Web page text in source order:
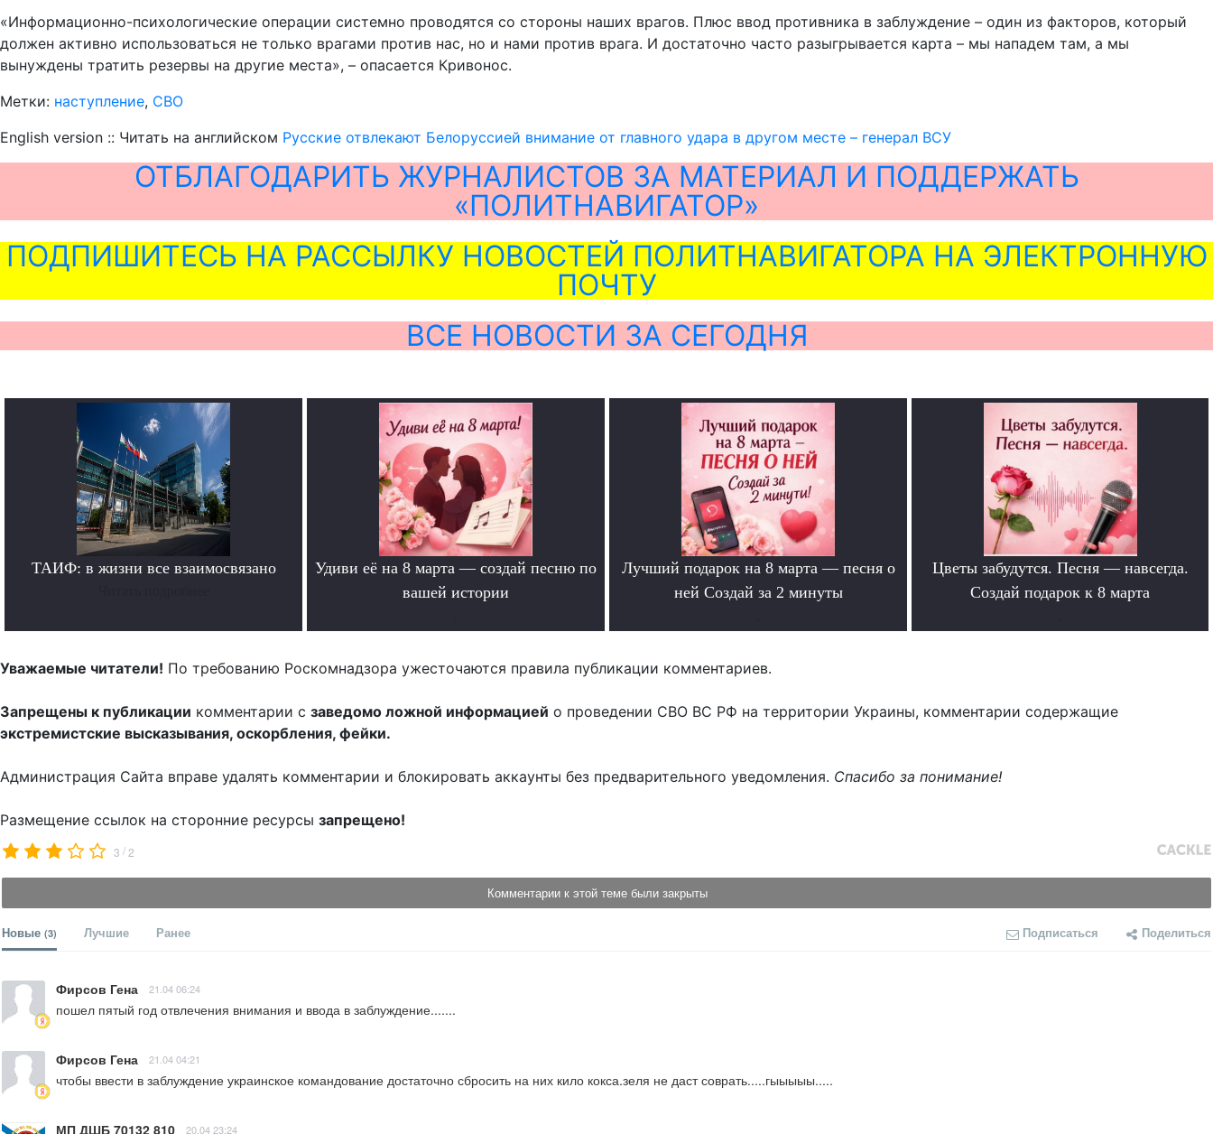
«Информационно-психологические операции системно проводятся со стороны наших врагов. Плюс ввод противника в заблуждение – один из факторов, который
должен активно использоваться не только врагами против нас, но и нами против врага. И достаточно часто разыгрывается карта – мы нападем там, а мы
вынуждены тратить резервы на другие места», – опасается Кривонос.
Метки: наступление, СВО
English version :: Читать на английском Русские отвлекают Белоруссией внимание от главного удара в другом месте – генерал ВСУ
ОТБЛАГОДАРИТЬ ЖУРНАЛИСТОВ ЗА МАТЕРИАЛ И ПОДДЕРЖАТЬ
«ПОЛИТНАВИГАТОР»
ПОДПИШИТЕСЬ НА РАССЫЛКУ НОВОСТЕЙ ПОЛИТНАВИГАТОРА НА ЭЛЕКТРОННУЮ
ПОЧТУ
ВСЕ НОВОСТИ ЗА СЕГОДНЯ
ТАИФ: в жизни все взаимосвязано
Удиви её на 8 марта — создай песню по
вашей истории
Лучший подарок на 8 марта — песня о
ней Создай за 2 минуты
Цветы забудутся. Песня — навсегда.
Создай подарок к 8 марта
Уважаемые читатели! По требованию Роскомнадзора ужесточаются правила публикации комментариев.
Запрещены к публикации комментарии с заведомо ложной информацией о проведении СВО ВС РФ на территории Украины, комментарии содержащие
экстремистские высказывания, оскорбления, фейки.
Администрация Сайта вправе удалять комментарии и блокировать аккаунты без предварительного уведомления. Спасибо за понимание!
Размещение ссылок на сторонние ресурсы запрещено!
3 /2
Комментарии к этой теме были закрыты
Новые (3) Лучшие Ранее Подписаться Поделиться
Фирсов Гена 21.04 06:24
пошел пятый год отвлечения внимания и ввода в заблуждение.......
Фирсов Гена 21.04 04:21
чтобы ввести в заблуждение украинское командование достаточно сбросить на них кило кокса.зеля не даст соврать.....гыыыыы.....
МП ДШБ 70132 810 20.04 23:24